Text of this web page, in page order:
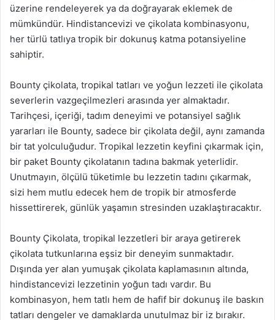
üzerine rendeleyerek ya da doğrayarak eklemek de
mümkündür. Hindistancevizi ve çikolata kombinasyonu,
her türlü tatlıya tropik bir dokunuş katma potansiyeline
sahiptir.
Bounty çikolata, tropikal tatları ve yoğun lezzeti ile çikolata
severlerin vazgeçilmezleri arasında yer almaktadır.
Tarihçesi, içeriği, tadım deneyimi ve potansiyel sağlık
yararları ile Bounty, sadece bir çikolata değil, aynı zamanda
bir tat yolculuğudur. Tropikal lezzetin keyfini çıkarmak için,
bir paket Bounty çikolatanın tadına bakmak yeterlidir.
Unutmayın, ölçülü tüketimle bu lezzetin tadını çıkarmak,
sizi hem mutlu edecek hem de tropik bir atmosferde
hissettirerek, günlük yaşamın stresinden uzaklaştıracaktır.
Bounty Çikolata, tropikal lezzetleri bir araya getirerek
çikolata tutkunlarına eşsiz bir deneyim sunmaktadır.
Dışında yer alan yumuşak çikolata kaplamasının altında,
hindistancevizi lezzetinin yoğun tadı vardır. Bu
kombinasyon, hem tatlı hem de hafif bir dokunuş ile baskın
tatları dengeler ve damaklarda unutulmaz bir iz bırakır.